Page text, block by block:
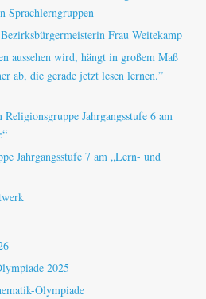
Sprachlerngruppen
Frau Weitekamp
aussehen wird, hängt in großem Maß
ab, die gerade jetzt lesen lernen.”
Religionsgruppe Jahrgangsstufe 6 am
Jahrgangsstufe 7 am „Lern- und
2025
Olympiade